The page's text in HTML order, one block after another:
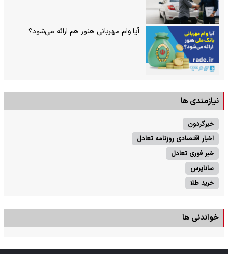
آیا وام مهربانی هنوز هم ارائه می‌شود؟
نیازمندی ها
خبرگردون
اخبار اقتصادی روزنامه تعادل
خبر فوری تعادل
ساناپرس
خرید طلا
خواندنی ها